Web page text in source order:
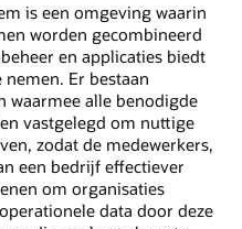
is een omgeving waarin
worden gecombineerd
en applicaties biedt
Er bestaan
waarmee alle benodigde
vastgelegd om nuttige
zodat de medewerkers,
een bedrijf effectiever
om organisaties
data door deze